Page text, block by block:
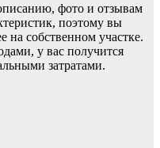
фото и отзывам
поэтому вы
на собственном участке.
у вас получится
затратами.